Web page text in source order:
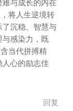
与成长的内在
将人生逆境转
沉稳、智慧与
感染力，既
当代拼搏精
心的励志佳
回复